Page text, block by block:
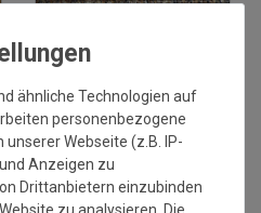
Salvador 084 Nuss | 4,00 m
Grundpreis:36,80 €
inkl. ges. MwSt.
Versandkostenfrei*
ähnliche Technologien auf
personenbezogene
Webseite (z.B. IP-
Anzeigen zu
Drittanbietern einzubinden
zu analysieren. Die